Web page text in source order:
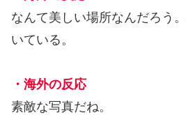
なんて美しい場所なんだろう
いている。
・海外の反応
素敵な写真だね。